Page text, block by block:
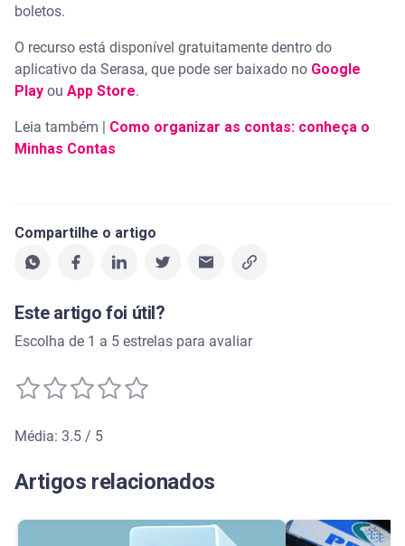
boletos.
O recurso está disponível gratuitamente dentro do
aplicativo da Serasa, que pode ser baixado no Google
Play ou App Store.
Leia também | Como organizar as contas: conheça o
Minhas Contas
Compartilhe o artigo
Este artigo foi útil?
Escolha de 1 a 5 estrelas para avaliar
Média: 3.5 / 5
Artigos relacionados